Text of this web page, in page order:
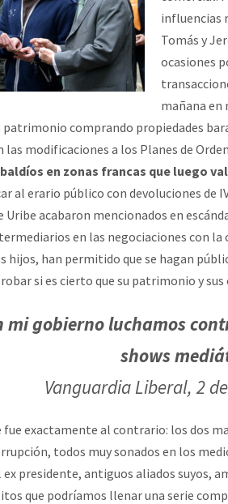
influencias
Tomás y
ocasiones
mañana
comprando propiedades
las modificaciones a los Planes de
en zonas francas que luego
al erario público con devoluciones de
Uribe acabaron mencionados en
en las negociaciones con
hijos, han permitido que se hagan
si es cierto que su patrimonio y
mi gobierno luchamos
shows
Vanguardia Liberal, 2
fue exactamente al contrario: los dos
todos muy sonados en los
presidente, antiguos aliados suyos,
que podríamos llenar una serie